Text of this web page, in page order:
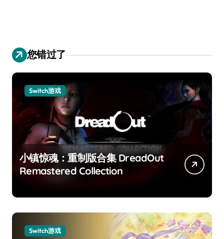
您错过了
Switch游戏
小镇惊魂：重制版合集 DreadOut
Remastered Collection
Switch游戏